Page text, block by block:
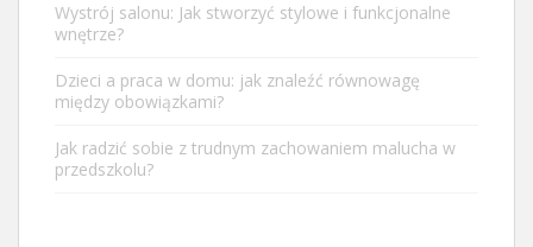
Wystrój salonu: Jak stworzyć stylowe i funkcjonalne
wnętrze?
Dzieci a praca w domu: jak znaleźć równowagę
między obowiązkami?
Jak radzić sobie z trudnym zachowaniem malucha w
przedszkolu?